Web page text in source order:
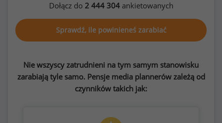
Dołącz do 2 444 304ankietowanych
Sprawdź, ile powinieneś zarabiać
Nie wszyscy zatrudnieni na tym samym stanowisku
zarabiają tyle samo. Pensje media plannerów zależą od
czynników takich jak: